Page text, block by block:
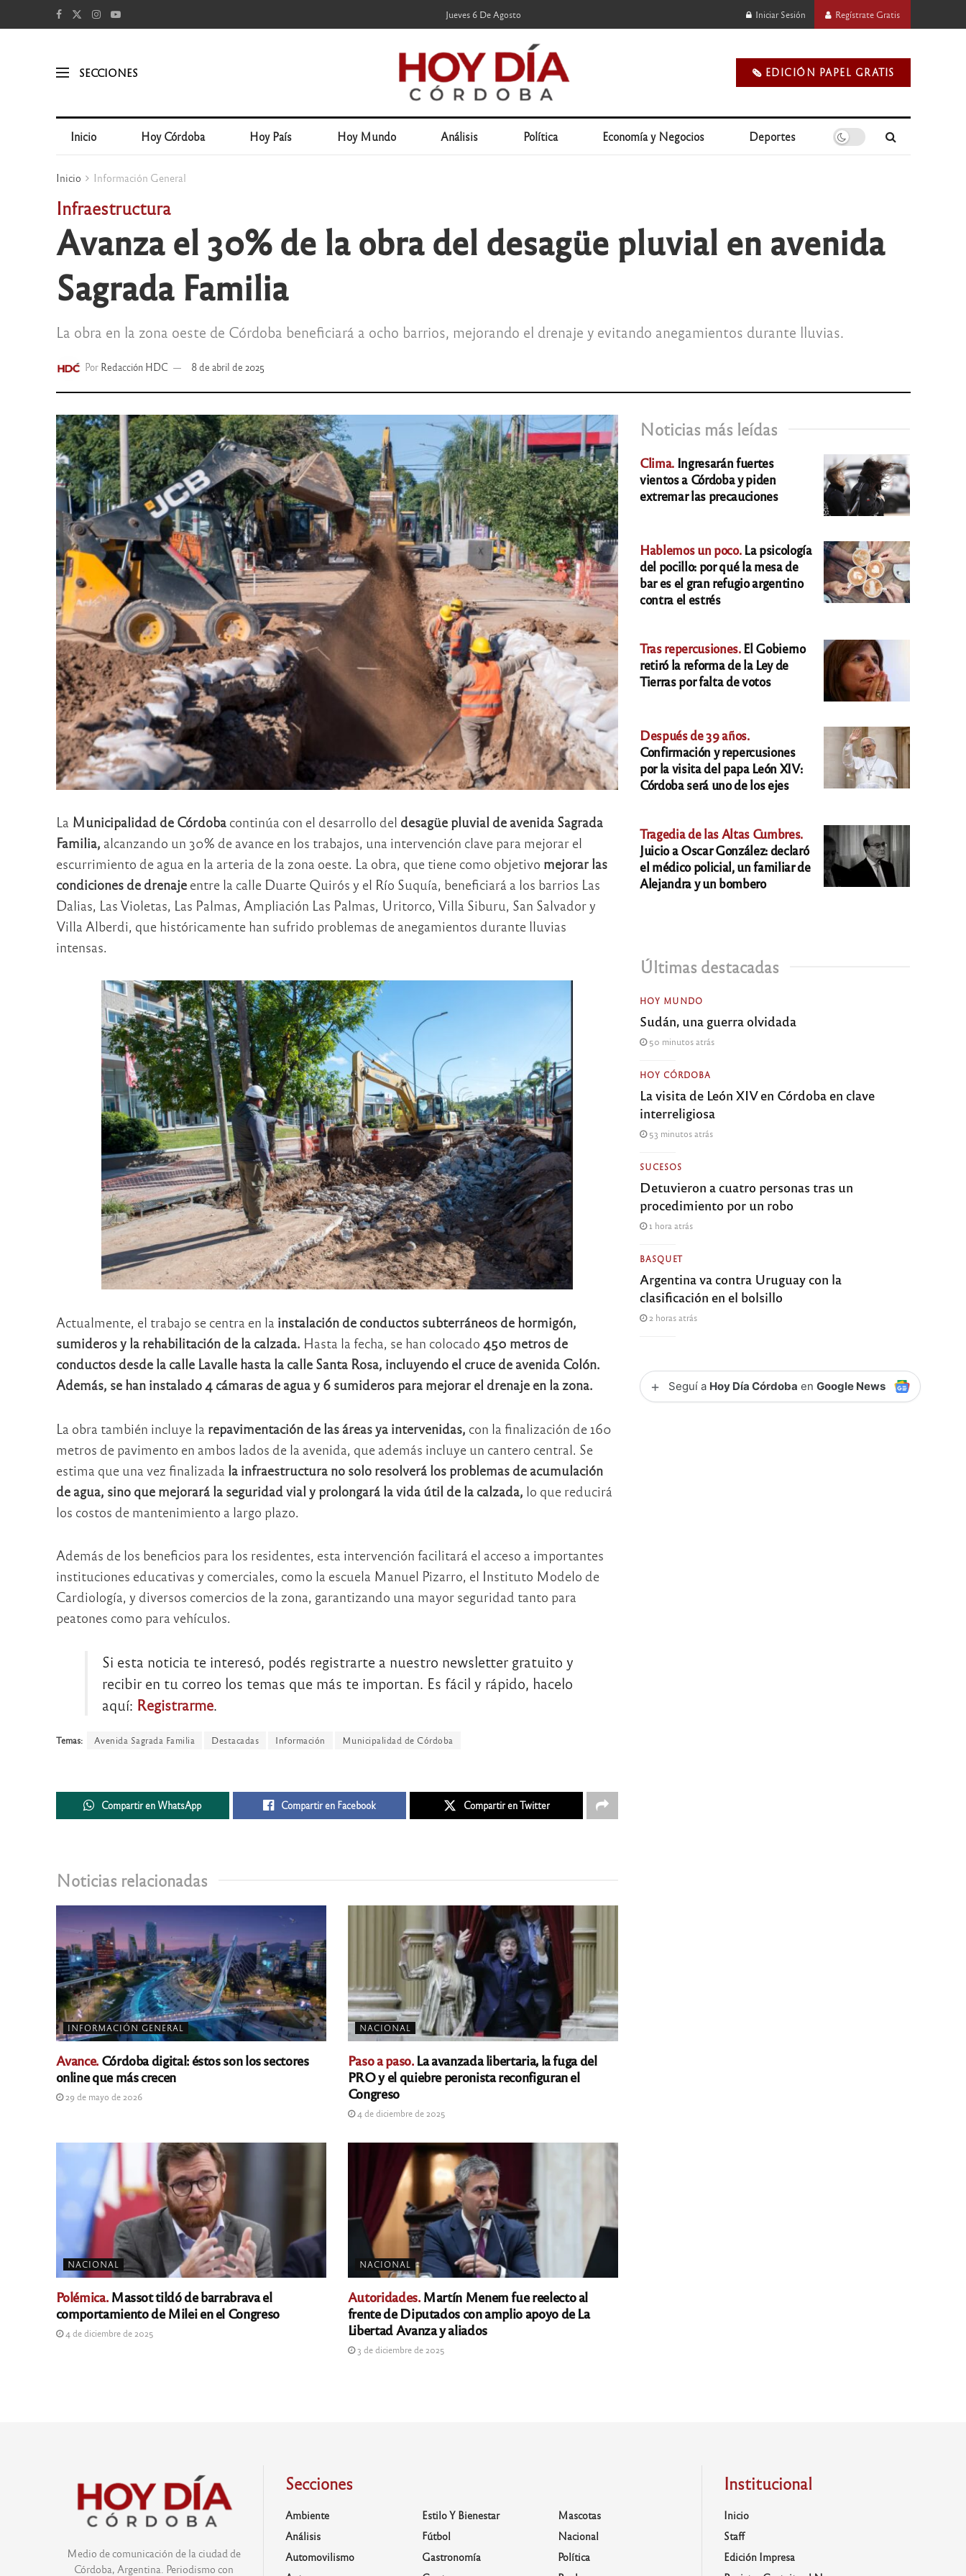
Jueves 6 De Agosto Iniciar Sesión Regístrate Gratis
SECCIONES 🗞️ EDICIÓN PAPEL GRATIS
Inicio Hoy Córdoba Hoy País Hoy Mundo Análisis Política Economía y Negocios Deportes
Inicio Información General
Infraestructura
Avanza el 30% de la obra del desagüe pluvial en avenida
Sagrada Familia
La obra en la zona oeste de Córdoba beneficiará a ocho barrios, mejorando el drenaje y evitando anegamientos durante lluvias.
Por Redacción HDC 8 de abril de 2025
La Municipalidad de Córdobacontinúa con el desarrollo del desagüe pluvial de avenida Sagrada
Familia, alcanzando un 30% de avance en los trabajos, una intervención clave para mejorar el
escurrimiento de agua en la arteria de la zona oeste. La obra, que tiene como objetivo mejorar las
condiciones de drenajeentre la calle Duarte Quirós y el Río Suquía, beneficiará a los barrios Las
Dalias, Las Violetas, Las Palmas, Ampliación Las Palmas, Uritorco, Villa Siburu, San Salvador y
Villa Alberdi, que históricamente han sufrido problemas de anegamientos durante lluvias
intensas.
Actualmente, el trabajo se centra en la instalación de conductos subterráneos de hormigón,
sumideros y la rehabilitación de la calzada. Hasta la fecha, se han colocado 450 metros de
conductos desde la calle Lavalle hasta la calle Santa Rosa, incluyendo el cruce de avenida Colón.
Además, se han instalado 4 cámaras de agua y 6 sumideros para mejorar el drenaje en la zona.
La obra también incluye la repavimentación de las áreas ya intervenidas, con la finalización de 160
metros de pavimento en ambos lados de la avenida, que además incluye un cantero central. Se
estima que una vez finalizada la infraestructura no solo resolverá los problemas de acumulación
de agua, sino que mejorará la seguridad vial y prolongará la vida útil de la calzada, lo que reducirá
los costos de mantenimiento a largo plazo.
Además de los beneficios para los residentes, esta intervención facilitará el acceso a importantes
instituciones educativas y comerciales, como la escuela Manuel Pizarro, el Instituto Modelo de
Cardiología, y diversos comercios de la zona, garantizando una mayor seguridad tanto para
peatones como para vehículos.
Si esta noticia te interesó, podés registrarte a nuestro newsletter gratuito y
recibir en tu correo los temas que más te importan. Es fácil y rápido, hacelo
aquí: Registrarme.
Temas: Avenida Sagrada Familia Destacadas Información Municipalidad de Córdoba
Compartir en WhatsApp Compartir en Facebook Compartir en Twitter
Noticias relacionadas
INFORMACIÓN GENERAL
Avance.Córdoba digital: éstos son los sectores
online que más crecen
29 de mayo de 2026
NACIONAL
Paso a paso.La avanzada libertaria, la fuga del
PRO y el quiebre peronista reconfiguran el
Congreso
4 de diciembre de 2025
NACIONAL
Polémica.Massot tildó de barrabrava el
comportamiento de Milei en el Congreso
4 de diciembre de 2025
NACIONAL
Autoridades.Martín Menem fue reelecto al
frente de Diputados con amplio apoyo de La
Libertad Avanza y aliados
3 de diciembre de 2025
Noticias más leídas
Clima. Ingresarán fuertes
vientos a Córdoba y piden
extremar las precauciones
Hablemos un poco.La psicología
del pocillo: por qué la mesa de
bar es el gran refugio argentino
contra el estrés
Tras repercusiones.El Gobierno
retiró la reforma de la Ley de
Tierras por falta de votos
Después de 39 años.
Confirmación y repercusiones
por la visita del papa León XIV:
Córdoba será uno de los ejes
Tragedia de las Altas Cumbres.
Juicio a Oscar González: declaró
el médico policial, un familiar de
Alejandra y un bombero
Últimas destacadas
HOY MUNDO
Sudán, una guerra olvidada
50 minutos atrás
HOY CÓRDOBA
La visita de León XIV en Córdoba en clave
interreligiosa
53 minutos atrás
SUCESOS
Detuvieron a cuatro personas tras un
procedimiento por un robo
1 hora atrás
BASQUET
Argentina va contra Uruguay con la
clasificación en el bolsillo
2 horas atrás
+ Seguí a Hoy Día Córdoba enGoogle News
Medio de comunicación de la ciudad de
Córdoba, Argentina. Periodismo con
Secciones
Ambiente
Análisis
Automovilismo
Estilo Y Bienestar
Fútbol
Gastronomía
Mascotas
Nacional
Política
Institucional
Inicio
Staff
Edición Impresa